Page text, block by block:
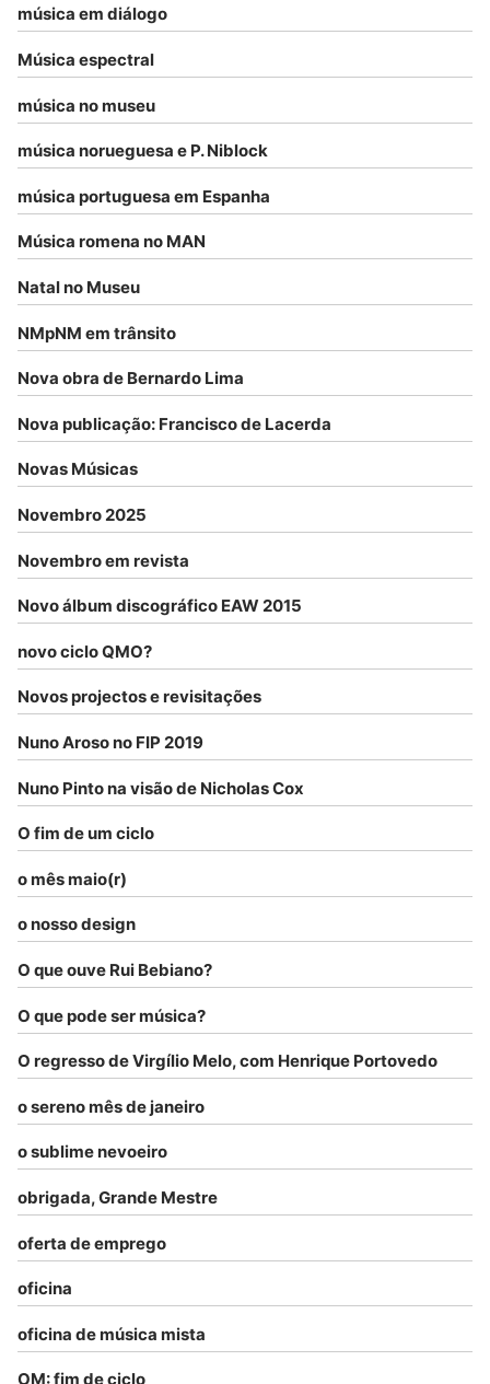
música em diálogo
Música espectral
música no museu
música norueguesa e P. Niblock
música portuguesa em Espanha
Música romena no MAN
Natal no Museu
NMpNM em trânsito
Nova obra de Bernardo Lima
Nova publicação: Francisco de Lacerda
Novas Músicas
Novembro 2025
Novembro em revista
Novo álbum discográfico EAW 2015
novo ciclo QMO?
Novos projectos e revisitações
Nuno Aroso no FIP 2019
Nuno Pinto na visão de Nicholas Cox
O fim de um ciclo
o mês maio(r)
o nosso design
O que ouve Rui Bebiano?
O que pode ser música?
O regresso de Virgílio Melo, com Henrique Portovedo
o sereno mês de janeiro
o sublime nevoeiro
obrigada, Grande Mestre
oferta de emprego
oficina
oficina de música mista
OM: fim de ciclo